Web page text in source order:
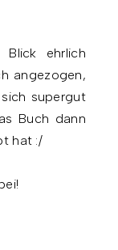
ehrlich
angezogen,
supergut
Buch dann
hat :/